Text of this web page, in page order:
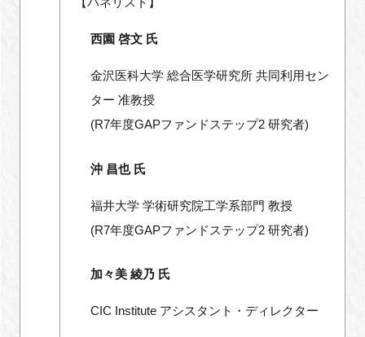
西園 啓文 氏
金沢医科大学 総合医学研究所 共同利用セン
ター 准教授
(R7年度GAPファンドステップ2 研究者)
沖 昌也 氏
福井大学 学術研究院工学系部門 教授
(R7年度GAPファンドステップ2 研究者)
加々美 綾乃 氏
CIC Institute アシスタント・ディレクター